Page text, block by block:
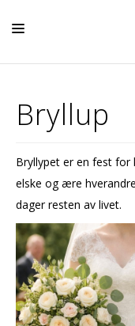
KONFIRMASJON
GRAVFERD
KALENDER
KONTAKT
FELLESRÅDET
Bryllup
Bryllypet er en fest
elske og ære
dager resten av livet.